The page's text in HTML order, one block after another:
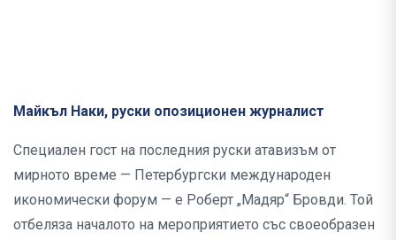
Майкъл Наки, руски опозиционен журналист
Специален гост на последния руски атавизъм от
мирното време — Петербургски международен
икономически форум — е Роберт „Мадяр“ Бровди. Той
отбеляза началото на мероприятието със своеобразен